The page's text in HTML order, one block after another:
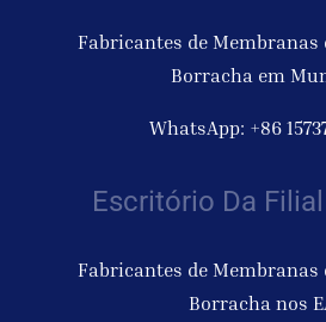
Fabricantes de Membranas
Borracha em
WhatsApp: +86
Escritório Da
Fabricantes de Membranas
Borracha nos